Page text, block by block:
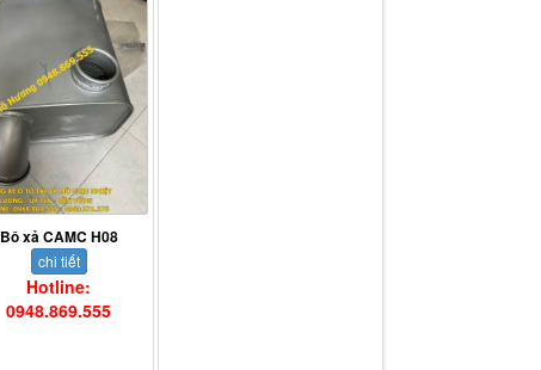
Bô xả CAMC H08
chi tiết
Hotline:
0948.869.555